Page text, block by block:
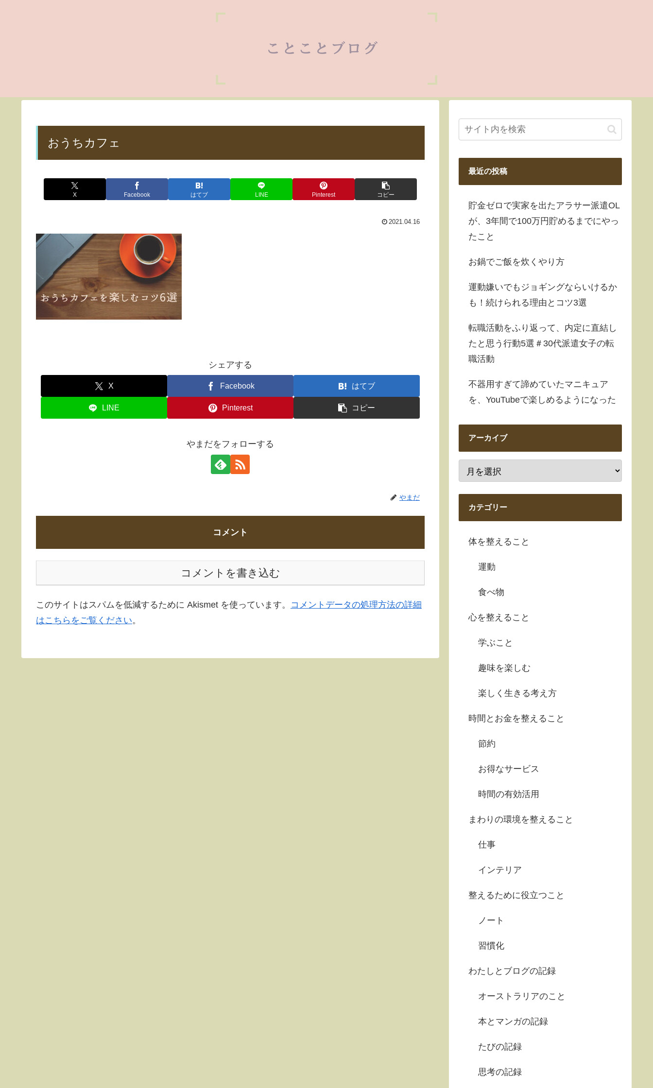
おうちカフェ
X Facebook はてブ LINE Pinterest コピー
2021.04.16
シェアする
X Facebook はてブ
LINE Pinterest コピー
やまだをフォローする
やまだ
コメント
コメントを書き込む
このサイトはスパムを低減するために Akismet を使っています。 コメントデータの処理方法の詳細
はこちらをご覧ください。
最近の投稿
貯金ゼロで実家を出たアラサー派遣OL
が、3年間で100万円貯めるまでにやっ
たこと
お鍋でご飯を炊くやり方
運動嫌いでもジョギングならいけるか
も！続けられる理由とコツ3選
転職活動をふり返って、内定に直結し
たと思う行動5選＃30代派遣女子の転
職活動
不器用すぎて諦めていたマニキュア
を、YouTubeで楽しめるようになった
アーカイブ
カテゴリー
体を整えること
運動
食べ物
心を整えること
学ぶこと
趣味を楽しむ
楽しく生きる考え方
時間とお金を整えること
節約
お得なサービス
時間の有効活用
まわりの環境を整えること
仕事
インテリア
整えるために役立つこと
ノート
習慣化
わたしとブログの記録
オーストラリアのこと
本とマンガの記録
たびの記録
思考の記録